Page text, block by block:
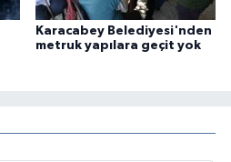
Karacabey Belediyesi'nden
metruk yapılara geçit yok